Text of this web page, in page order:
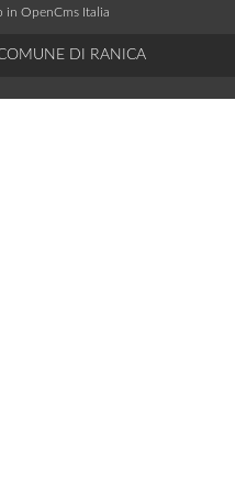
in OpenCms Italia
DI RANICA